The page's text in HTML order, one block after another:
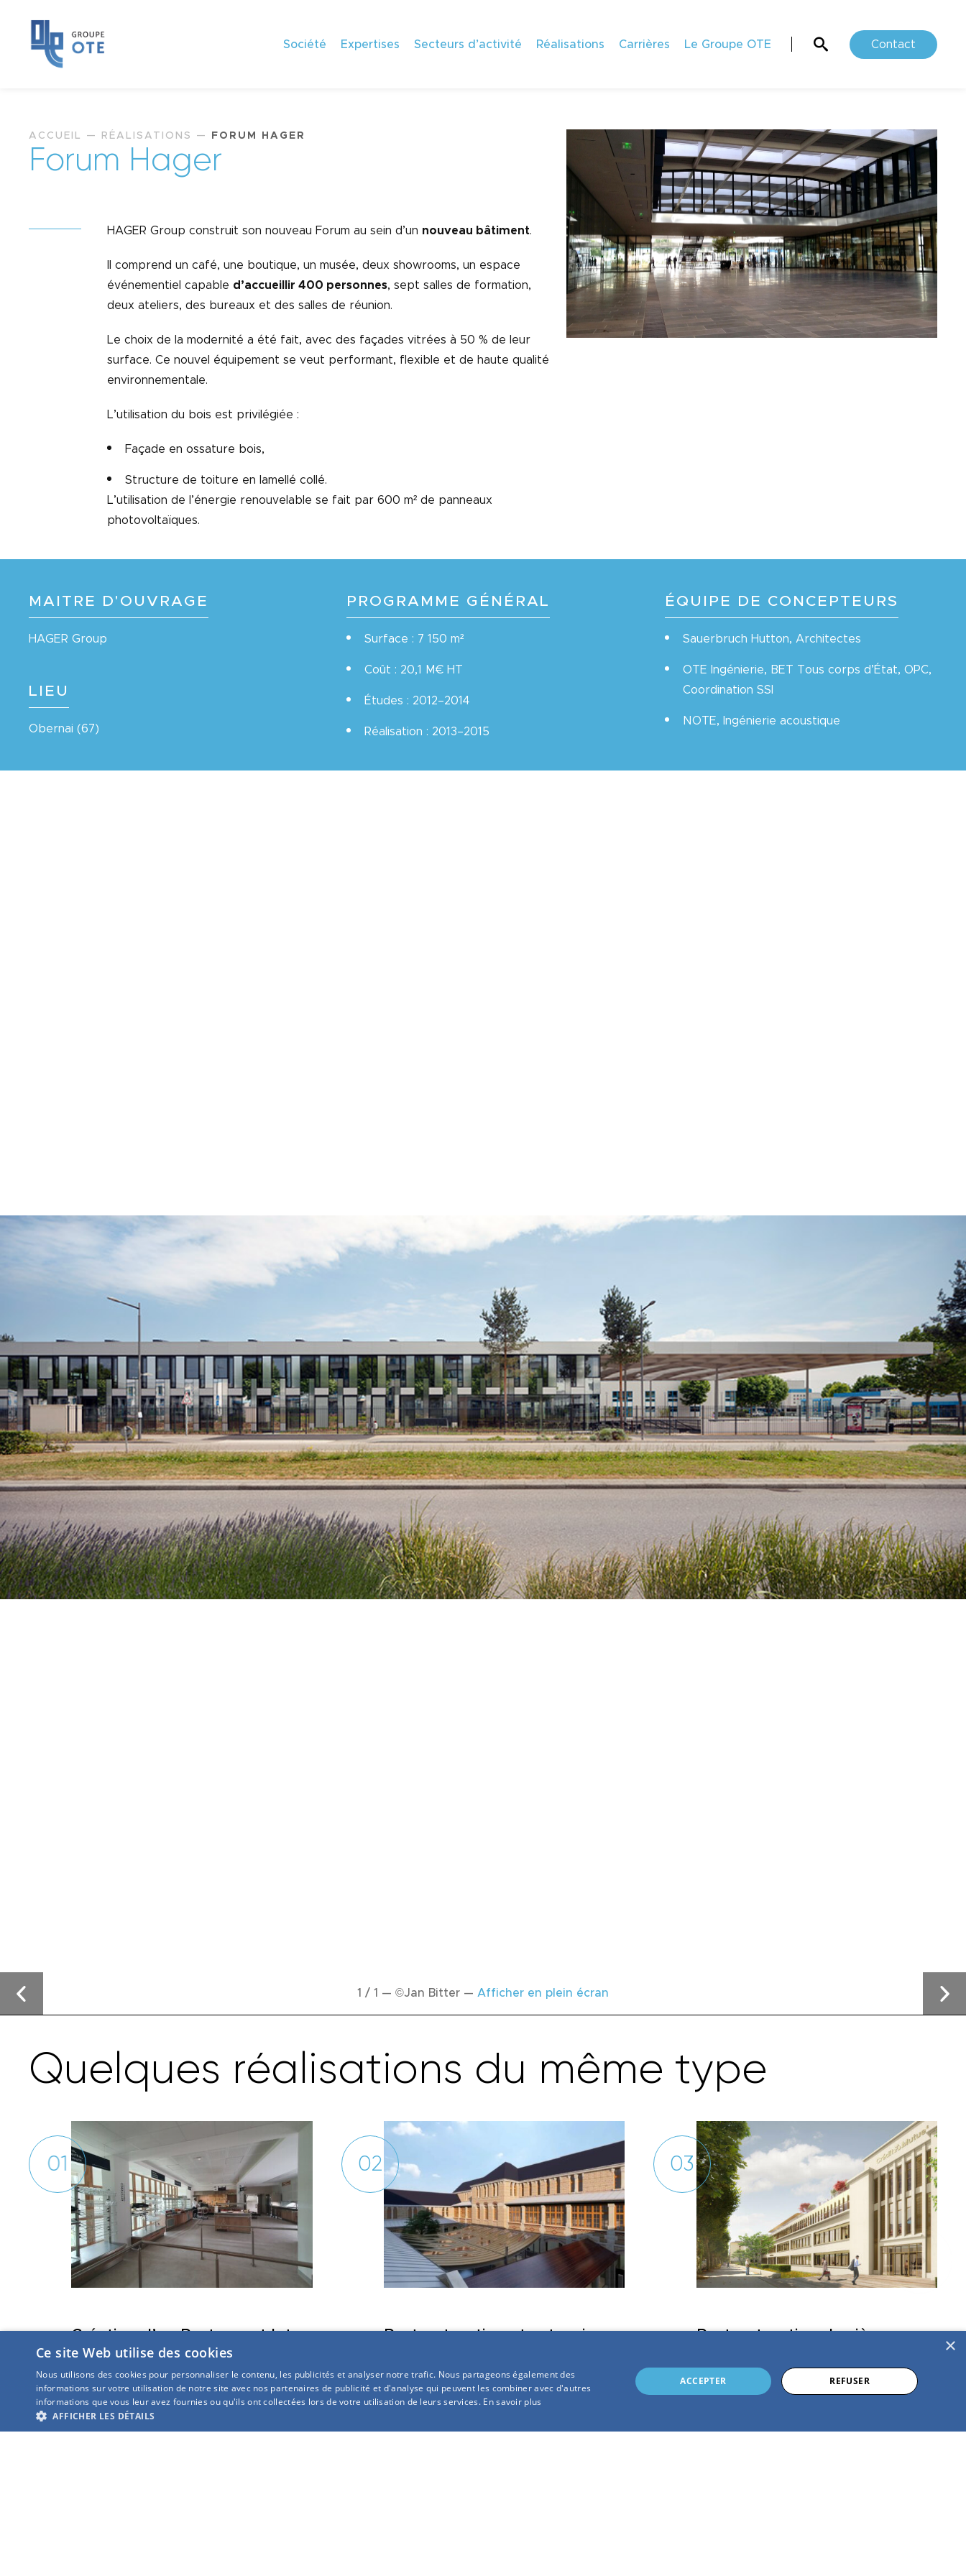
Société Expertises Secteurs d’activité Réalisations Carrières Le Groupe OTE Contact
ACCUEIL — RÉALISATIONS — FORUM HAGER
Forum Hager
HAGER Group construit son nouveau Forum au sein d’un nouveau bâtiment.
Il comprend un café, une boutique, un musée, deux showrooms, un espace
événementiel capable d’accueillir 400 personnes, sept salles de formation,
deux ateliers, des bureaux et des salles de réunion.
Le choix de la modernité a été fait, avec des façades vitrées à 50 % de leur
surface. Ce nouvel équipement se veut performant, flexible et de haute qualité
environnementale.
L’utilisation du bois est privilégiée :
Façade en ossature bois,
Structure de toiture en lamellé collé.
L’utilisation de l’énergie renouvelable se fait par 600 m² de panneaux
photovoltaïques.
MAITRE D'OUVRAGE
HAGER Group
LIEU
Obernai (67)
PROGRAMME GÉNÉRAL
Surface : 7 150 m²
Coût : 20,1 M€ HT
Études : 2012–2014
Réalisation : 2013–2015
ÉQUIPE DE CONCEPTEURS
Sauerbruch Hutton, Architectes
OTE Ingénierie, BET Tous corps d’État, OPC,
Coordination SSI
NOTE, Ingénierie acoustique
1 / 1 — ©Jan Bitter — Afficher en plein écran
Quelques réalisations du même type
01
Création d’un Restaurant Inter
Administration
NANCY (54)
VOIR LE PROJET
02
Restructuration et extension
l'établissement scolaire
03
Restructuration du siège
×
Ce site Web utilise des cookies
Nous utilisons des cookies pour personnaliser le contenu, les publicités et analyser notre trafic. Nous partageons également des
informations sur votre utilisation de notre site avec nos partenaires de publicité et d'analyse qui peuvent les combiner avec d'autres
informations que vous leur avez fournies ou qu'ils ont collectées lors de votre utilisation de leurs services. En savoir plus
AFFICHER LES DÉTAILS
ACCEPTER REFUSER